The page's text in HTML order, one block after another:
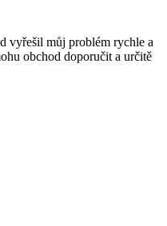
vyřešil můj problém rychle a
obchod doporučit a určitě